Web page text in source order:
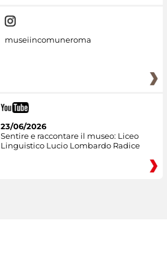
museiincomuneroma
23/06/2026
Sentire e raccontare il museo: Liceo
Linguistico Lucio Lombardo Radice